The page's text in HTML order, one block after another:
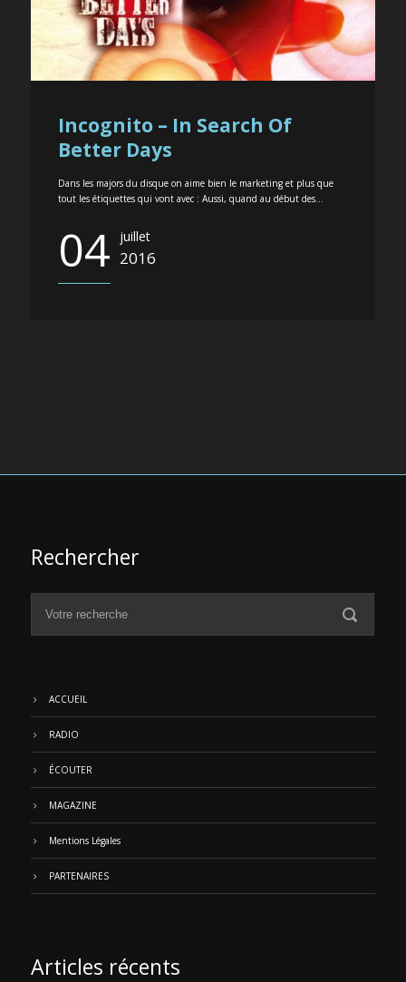
Incognito – In Search Of
Better Days
Dans les majors du disque on aime bien le marketing et plus que
tout les étiquettes qui vont avec : Aussi, quand au début des...
04 juillet
2016
Rechercher
ACCUEIL
RADIO
ÉCOUTER
MAGAZINE
Mentions Légales
PARTENAIRES
Articles récents